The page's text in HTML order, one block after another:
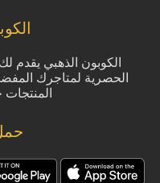
الكوبون الذهبي يقدم
الحصرية لمتاجرك
المنتجات